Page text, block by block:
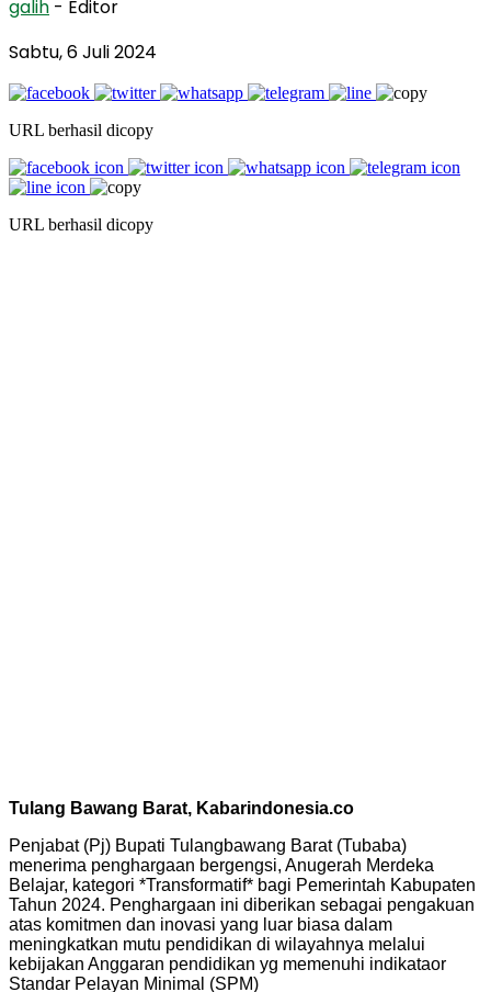
galih - Editor
Sabtu, 6 Juli 2024
URL berhasil dicopy
URL berhasil dicopy
Tulang Bawang Barat, Kabarindonesia.co
Penjabat (Pj) Bupati Tulangbawang Barat (Tubaba)
menerima penghargaan bergengsi, Anugerah Merdeka
Belajar, kategori *Transformatif* bagi Pemerintah Kabupaten
Tahun 2024. Penghargaan ini diberikan sebagai pengakuan
atas komitmen dan inovasi yang luar biasa dalam
meningkatkan mutu pendidikan di wilayahnya melalui
kebijakan Anggaran pendidikan yg memenuhi indikataor
Standar Pelayan Minimal (SPM)